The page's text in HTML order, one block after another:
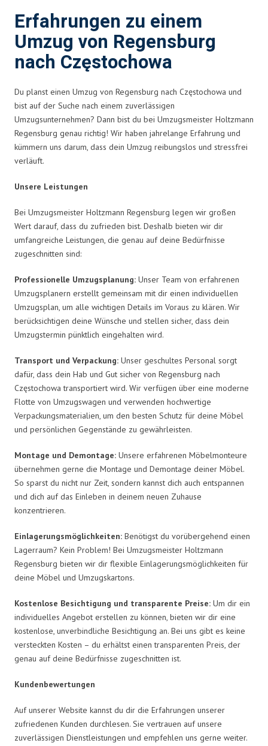
Erfahrungen zu einem
Umzug von Regensburg
nach Częstochowa
Du planst einen Umzug von Regensburg nach Częstochowa und
bist auf der Suche nach einem zuverlässigen
Umzugsunternehmen? Dann bist du bei Umzugsmeister Holtzmann
Regensburg genau richtig! Wir haben jahrelange Erfahrung und
kümmern uns darum, dass dein Umzug reibungslos und stressfrei
verläuft.
Unsere Leistungen
Bei Umzugsmeister Holtzmann Regensburg legen wir großen
Wert darauf, dass du zufrieden bist. Deshalb bieten wir dir
umfangreiche Leistungen, die genau auf deine Bedürfnisse
zugeschnitten sind:
Professionelle Umzugsplanung: Unser Team von erfahrenen
Umzugsplanern erstellt gemeinsam mit dir einen individuellen
Umzugsplan, um alle wichtigen Details im Voraus zu klären. Wir
berücksichtigen deine Wünsche und stellen sicher, dass dein
Umzugstermin pünktlich eingehalten wird.
Transport und Verpackung: Unser geschultes Personal sorgt
dafür, dass dein Hab und Gut sicher von Regensburg nach
Częstochowa transportiert wird. Wir verfügen über eine moderne
Flotte von Umzugswagen und verwenden hochwertige
Verpackungsmaterialien, um den besten Schutz für deine Möbel
und persönlichen Gegenstände zu gewährleisten.
Montage und Demontage: Unsere erfahrenen Möbelmonteure
übernehmen gerne die Montage und Demontage deiner Möbel.
So sparst du nicht nur Zeit, sondern kannst dich auch entspannen
und dich auf das Einleben in deinem neuen Zuhause
konzentrieren.
Einlagerungsmöglichkeiten: Benötigst du vorübergehend einen
Lagerraum? Kein Problem! Bei Umzugsmeister Holtzmann
Regensburg bieten wir dir flexible Einlagerungsmöglichkeiten für
deine Möbel und Umzugskartons.
Kostenlose Besichtigung und transparente Preise: Um dir ein
individuelles Angebot erstellen zu können, bieten wir dir eine
kostenlose, unverbindliche Besichtigung an. Bei uns gibt es keine
versteckten Kosten – du erhältst einen transparenten Preis, der
genau auf deine Bedürfnisse zugeschnitten ist.
Kundenbewertungen
Auf unserer Website kannst du dir die Erfahrungen unserer
zufriedenen Kunden durchlesen. Sie vertrauen auf unsere
zuverlässigen Dienstleistungen und empfehlen uns gerne weiter.